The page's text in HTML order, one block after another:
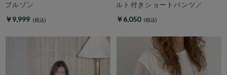
ブルゾン
￥9,999
ルト付きショートパンツ／
￥6,050